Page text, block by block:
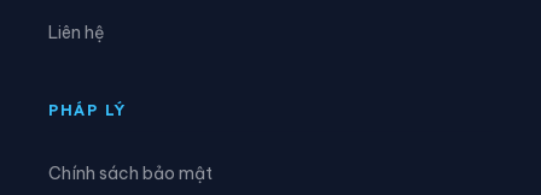
Xã Kỳ Xuân
Liên hệ
PHÁP LÝ
Chính sách bảo mật